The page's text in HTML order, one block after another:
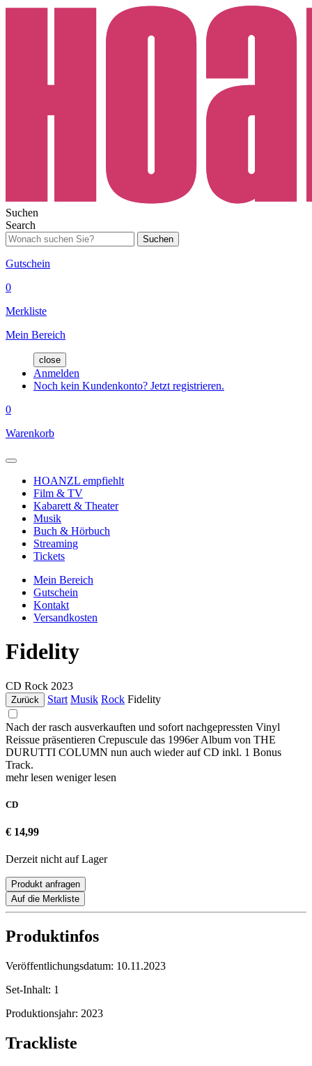
Suchen
Search
Suchen
Gutschein
0
Merkliste
Mein Bereich
close
Anmelden
Noch kein Kundenkonto? Jetzt registrieren.
0
Warenkorb
HOANZL empfiehlt
Film & TV
Kabarett & Theater
Musik
Buch & Hörbuch
Streaming
Tickets
Mein Bereich
Gutschein
Kontakt
Versandkosten
Fidelity
CD Rock 2023
Zurück Start Musik Rock Fidelity
Nach der rasch ausverkauften und sofort nachgepressten Vinyl
Reissue präsentieren Crepuscule das 1996er Album von THE
DURUTTI COLUMN nun auch wieder auf CD inkl. 1 Bonus
Track.
mehr lesen weniger lesen
CD
€ 14,99
Derzeit nicht auf Lager
Produkt anfragen
Auf die Merkliste
Produktinfos
Veröffentlichungsdatum: 10.11.2023
Set-Inhalt: 1
Produktionsjahr: 2023
Trackliste